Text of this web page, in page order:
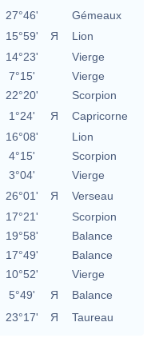
27°46'
Gémeaux
15°59' Я
Lion
14°23'
Vierge
7°15'
Vierge
22°20'
Scorpion
1°24' Я
Capricorne
16°08'
Lion
4°15'
Scorpion
3°04'
Vierge
26°01' Я
Verseau
17°21'
Scorpion
19°58'
Balance
17°49'
Balance
10°52'
Vierge
5°49' Я
Balance
23°17' Я Taureau